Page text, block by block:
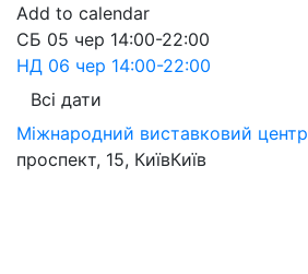
Add to calendar
СБ 05 чер 14:00-22:00
НД 06 чер 14:00-22:00
Всі дати
Міжнародний виставковий центр
проспект, 15, КиївКиїв